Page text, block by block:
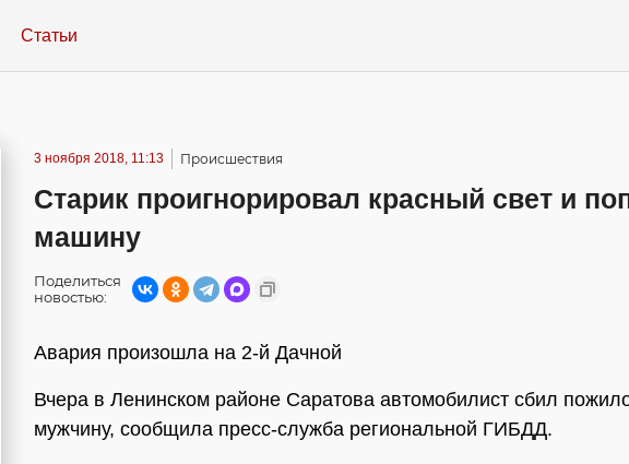
Статьи
3 ноября 2018, 11:13 Происшествия
Старик проигнорировал красный свет и
машину
Поделиться
новостью:
Авария произошла на 2-й Дачной
Вчера в Ленинском районе Саратова автомобилист сбил
мужчину, сообщила пресс-служба региональной ГИБДД.